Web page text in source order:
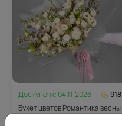
Доступен с 04.11.2026
918
Букет цветов Романтика весны